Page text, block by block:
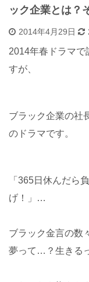
ック企業とは？
2014年4月29日
2014年春ドラマ
すが、
ブラック企業の社
のドラマです。
「365日休んだら
げ！」…
ブラック金言の数
夢って…？生きる